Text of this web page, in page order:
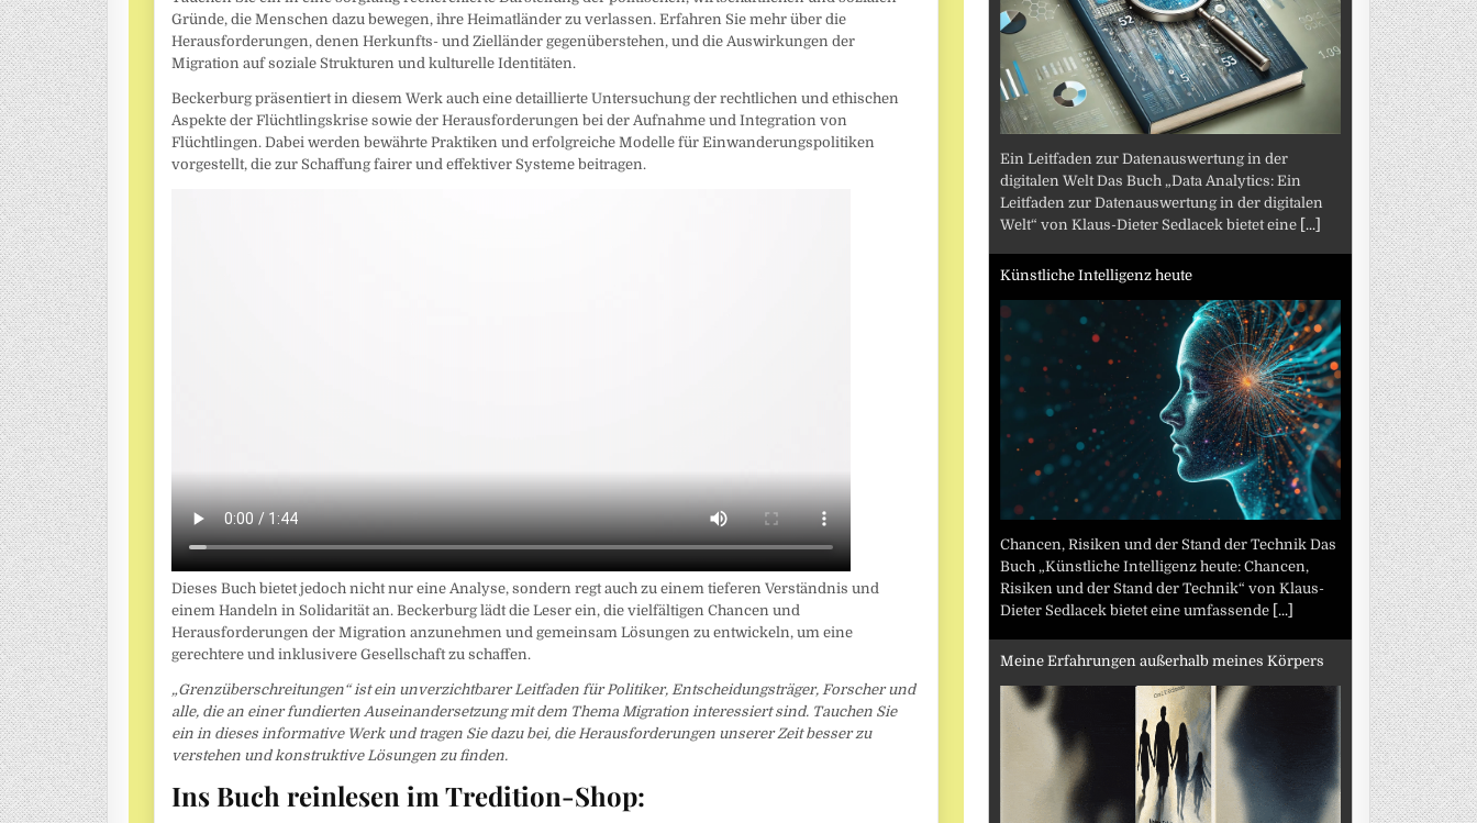
Ein Leitfaden zur Datenauswertung in der
digitalen Welt Das Buch „Data Analytics: Ein
Leitfaden zur Datenauswertung in der digitalen
Welt“ von Klaus-Dieter Sedlacek bietet eine [...]
Künstliche Intelligenz heute
Chancen, Risiken und der Stand der Technik Das
Buch „Künstliche Intelligenz heute: Chancen,
Risiken und der Stand der Technik“ von Klaus-
Dieter Sedlacek bietet eine umfassende [...]
Meine Erfahrungen außerhalb meines Körpers